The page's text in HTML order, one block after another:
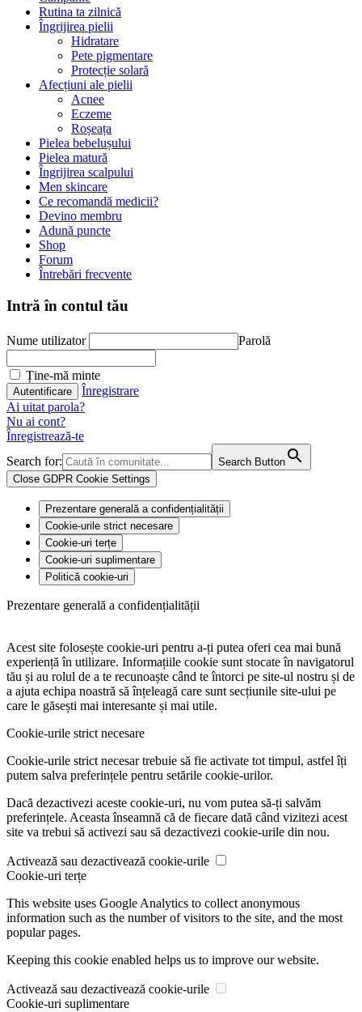
Rutina ta zilnică
Îngrijirea pielii
Hidratare
Pete pigmentare
Protecție solară
Afecțiuni ale pielii
Acnee
Eczeme
Roșeața
Pielea bebelușului
Pielea matură
Îngrijirea scalpului
Men skincare
Ce recomandă medicii?
Devino membru
Adună puncte
Shop
Forum
Întrebări frecvente
Intră în contul tău
Nume utilizator Parolă
Ține-mă minte
Înregistrare
Ai uitat parola?
Nu ai cont?
Înregistrează-te
Search for:
Search Button
Close GDPR Cookie Settings
Prezentare generală a confidențialității
Cookie-urile strict necesare
Cookie-uri terțe
Cookie-uri suplimentare
Politică cookie-uri
Prezentare generală a confidențialității
Acest site folosește cookie-uri pentru a-ți putea oferi cea mai bună
experiență în utilizare. Informațiile cookie sunt stocate în navigatorul
tău și au rolul de a te recunoaște când te întorci pe site-ul nostru și de
a ajuta echipa noastră să înțeleagă care sunt secțiunile site-ului pe
care le găsești mai interesante și mai utile.
Cookie-urile strict necesare
Cookie-urile strict necesar trebuie să fie activate tot timpul, astfel îți
putem salva preferințele pentru setările cookie-urilor.
Dacă dezactivezi aceste cookie-uri, nu vom putea să-ți salvăm
preferințele. Aceasta înseamnă că de fiecare dată când vizitezi acest
site va trebui să activezi sau să dezactivezi cookie-urile din nou.
Activează sau dezactivează cookie-urile
Cookie-uri terțe
This website uses Google Analytics to collect anonymous
information such as the number of visitors to the site, and the most
popular pages.
Keeping this cookie enabled helps us to improve our website.
Activează sau dezactivează cookie-urile
Cookie-uri suplimentare